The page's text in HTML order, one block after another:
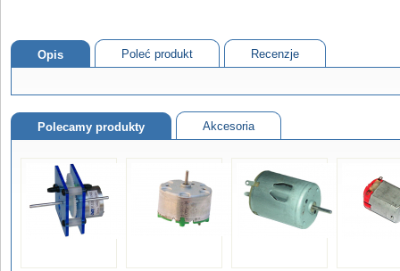
Opis Poleć produkt Recenzje
Polecamy produkty Akcesoria